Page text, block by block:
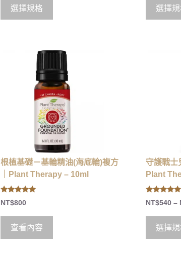
5
選擇規格
5
選擇
根植基礎－基輪精油(海底輪)複方
｜Plant Therapy – 10ml
5.00
out of 5
NT$800
查看內容
守護戰士
Plant
5.00
out of 5
NT$540 –
選擇